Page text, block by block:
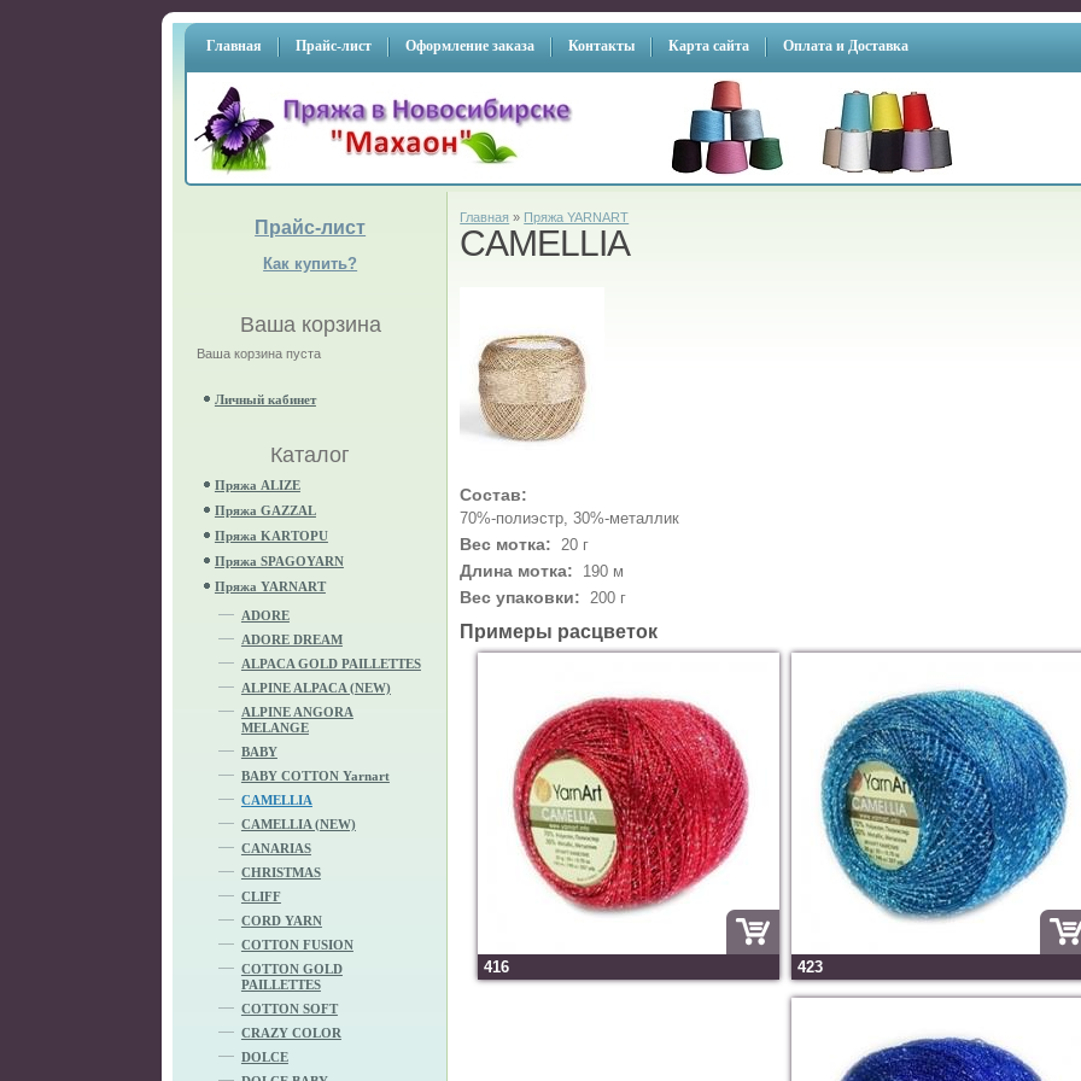
Главная Прайс-лист Оформление заказа Контакты Карта сайта Оплата и Доставка
Прайс-лист
Как купить?
Ваша корзина
Ваша корзина пуста
Личный кабинет
Каталог
Пряжа ALIZE
Пряжа GAZZAL
Пряжа KARTOPU
Пряжа SPAGOYARN
Пряжа YARNART
ADORE
ADORE DREAM
ALPACA GOLD PAILLETTES
ALPINE ALPACA (NEW)
ALPINE ANGORA
MELANGE
BABY
BABY COTTON Yarnart
CAMELLIA
CAMELLIA (NEW)
CANARIAS
CHRISTMAS
CLIFF
CORD YARN
COTTON FUSION
COTTON GOLD
PAILLETTES
COTTON SOFT
CRAZY COLOR
DOLCE
Главная » Пряжа YARNART
CAMELLIA
Состав:
70%-полиэстр, 30%-металлик
Вес мотка: 20 г
Длина мотка: 190 м
Вес упаковки: 200 г
Примеры расцветок
416 423